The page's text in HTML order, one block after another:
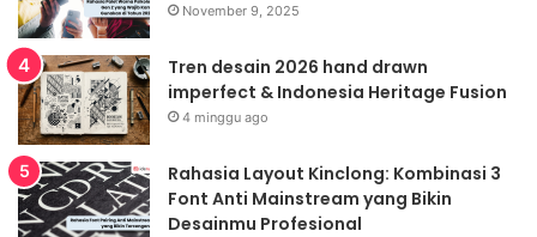
November 9, 2025
Tren desain 2026 hand drawn
imperfect & Indonesia Heritage Fusion
4 minggu ago
Rahasia Layout Kinclong: Kombinasi 3
Font Anti Mainstream yang Bikin
Desainmu Profesional